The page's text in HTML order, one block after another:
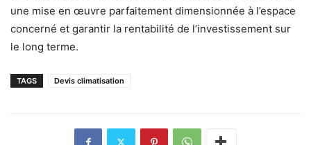
une mise en œuvre parfaitement dimensionnée à l’espace
concerné et garantir la rentabilité de l’investissement sur
le long terme.
TAGS Devis climatisation